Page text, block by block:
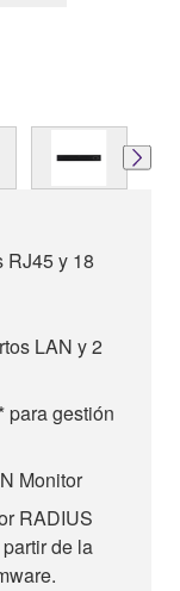
RJ45 y 18
LAN y 2
para gestión
Monitor
RADIUS
de la